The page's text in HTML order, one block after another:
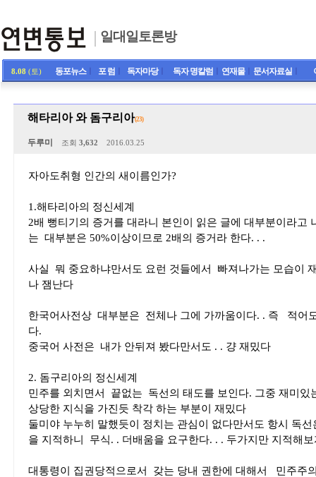
일대일토론방
8.08 (토) 동포뉴스ㅣ 포 럼 독자마당ㅣ 독자 명칼럼 연재물ㅣ 문서자료실
해타리아 와 돔구리아(23)
두루미 조회 3,632 2016.03.25
자아도취형 인간의 새이름인가?
1.해타리아의 정신세계
2배 뻥티기의 증거를 대라니 본인이 읽은 글에 대부분이라고
는 대부분은 50%이상이므로 2배의 증거라 한다. . .
사실 뭐 중요하냐만서도 요런 것들에서 빠져나가는 모습이
나 잼난다
한국어사전상 대부분은 전체나 그에 가까움이다. . 즉 적어
다.
중국어 사전은 내가 안뒤져 봤다만서도 . . 걍 재밌다
2. 돔구리아의 정신세계
민주를 외치면서 끝없는 독선의 태도를 보인다. 그중 재미있
상당한 지식을 가진듯 착각 하는 부분이 재밌다
둘미야 누누히 말했듯이 정치는 관심이 없다만서도 항시 독
을 지적하니 무식. . 더배움을 요구한다. . . 두가지만 지적해보
대통령이 집권당적으로서 갖는 당내 권한에 대해서 민주주